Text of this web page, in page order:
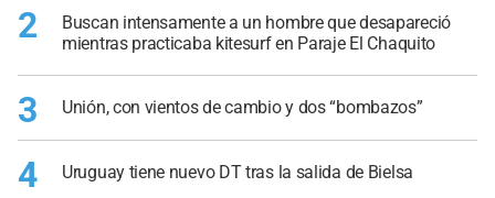
2
Buscan intensamente a un hombre que desapareció
mientras practicaba kitesurf en Paraje El Chaquito
3 Unión, con vientos de cambio y dos “bombazos”
4 Uruguay tiene nuevo DT tras la salida de Bielsa